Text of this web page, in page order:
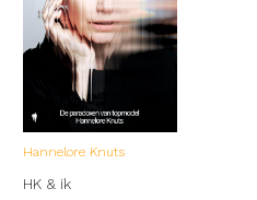
Hannelore Knuts
HK & ik